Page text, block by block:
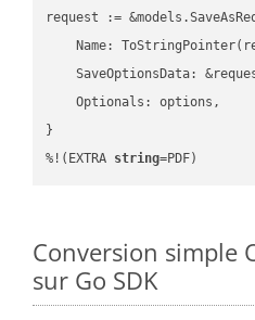
request :=
Name:
SaveOptionsData:
    Optionals: options,
}
%!(EXTRA string=PDF)
Conversion simple
sur Go SDK